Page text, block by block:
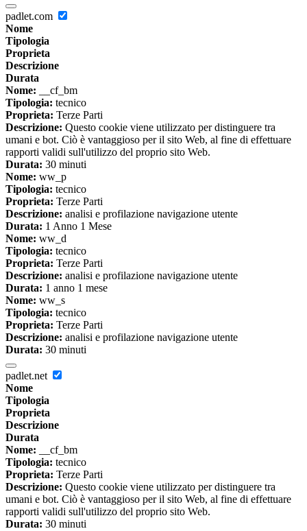
padlet.com
Nome
Tipologia
Proprieta
Descrizione
Durata
Nome: __cf_bm
Tipologia: tecnico
Proprieta: Terze Parti
Descrizione: Questo cookie viene utilizzato per distinguere tra
umani e bot. Ciò è vantaggioso per il sito Web, al fine di effettuare
rapporti validi sull'utilizzo del proprio sito Web.
Durata: 30 minuti
Nome: ww_p
Tipologia: tecnico
Proprieta: Terze Parti
Descrizione: analisi e profilazione navigazione utente
Durata: 1 Anno 1 Mese
Nome: ww_d
Tipologia: tecnico
Proprieta: Terze Parti
Descrizione: analisi e profilazione navigazione utente
Durata: 1 anno 1 mese
Nome: ww_s
Tipologia: tecnico
Proprieta: Terze Parti
Descrizione: analisi e profilazione navigazione utente
Durata: 30 minuti
padlet.net
Nome
Tipologia
Proprieta
Descrizione
Durata
Nome: __cf_bm
Tipologia: tecnico
Proprieta: Terze Parti
Descrizione: Questo cookie viene utilizzato per distinguere tra
umani e bot. Ciò è vantaggioso per il sito Web, al fine di effettuare
rapporti validi sull'utilizzo del proprio sito Web.
Durata: 30 minuti